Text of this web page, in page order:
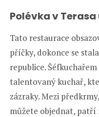
Polévka v
Tato restaurace
příčky, dokonce se
republice. Šéfkuchařem
talentovaný kuchař,
zázraky. Mezi
můžete objednat,